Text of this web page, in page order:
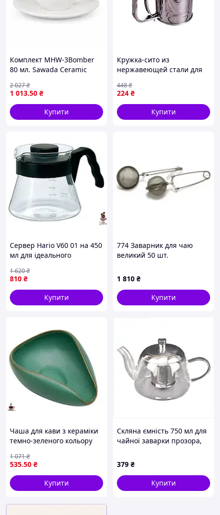
Комплект MHW-3Bomber
80 мл. Sawada Ceramic
1 013.50 ₴
2 027₴
Купити
Кружка-сито из
нержавеющей стали для
фильтрации 12,5 см на 10
см
224 ₴
448₴
Купити
Сервер Hario V60 01 на 450
мл для ідеального
домашніх умовах
810 ₴
1 620₴
Купити
774 Заварник для чаю
великий 50 шт.
1 810 ₴
Купити
Чаша для кави з кераміки
темно-зеленого кольору
кавових зерен
535.50 ₴
1 071₴
Купити
Скляна ємність 750 мл для
чайної заварки прозора,
379 ₴
Купити